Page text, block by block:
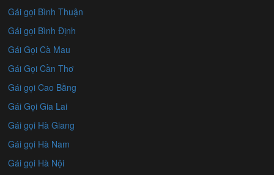
Gái gọi Bình Thuận
Gái gọi Bình Định
Gái Gọi Cà Mau
Gái Gọi Cần Thơ
Gái gọi Cao Bằng
Gái Gọi Gia Lai
Gái gọi Hà Giang
Gái gọi Hà Nam
Gái gọi Hà Nội